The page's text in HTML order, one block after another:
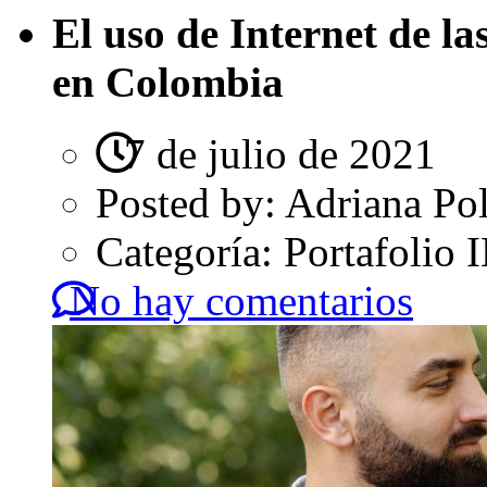
El uso de Internet de
en Colombia
7 de julio de 2021
Posted by: Adriana
Categoría: Portafolio
No hay comentarios